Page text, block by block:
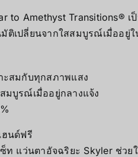
to Amethyst Transitions®
เปลี่ยนจากใสสมบูรณ์เมื่ออยู่
ะสมกับทุกสภาพแสง
มบูรณ์เมื่ออยู่กลางแจ้ง
ฮนด์ฟรี
ท แว่นตาอัจฉริยะ Skyler ช่ว